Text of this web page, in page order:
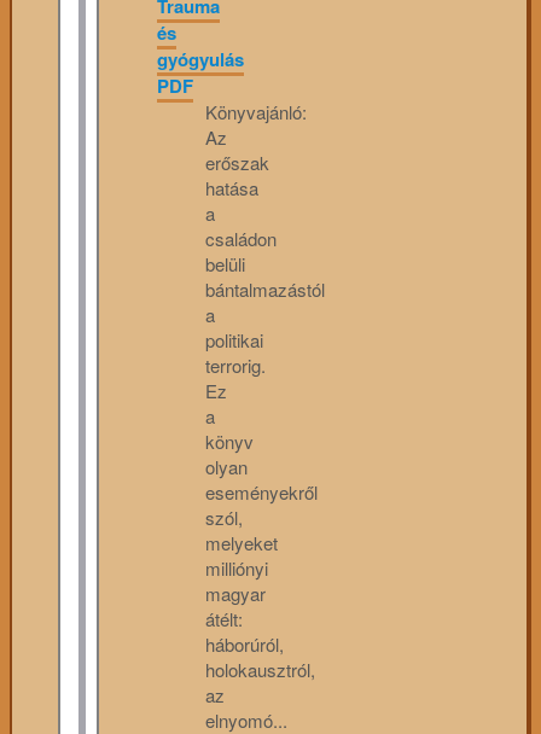
Trauma
és
gyógyulás
PDF
Könyvajánló:
Az
erőszak
hatása
a
családon
belüli
bántalmazástól
a
politikai
terrorig.
Ez
a
könyv
olyan
eseményekről
szól,
melyeket
milliónyi
magyar
átélt:
háborúról,
holokausztról,
az
elnyomó...